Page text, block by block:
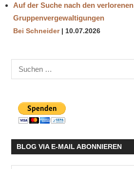
Auf der Suche nach den verlorenen
Gruppenvergewaltigungen
Bei Schneider 10.07.2026
Suchen
nach:
BLOG VIA E-MAIL ABONNIEREN